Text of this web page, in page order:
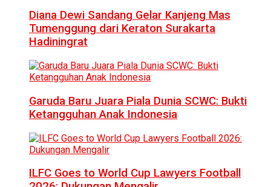
Diana Dewi Sandang Gelar Kanjeng Mas
Tumenggung dari Keraton Surakarta
Hadiningrat
Garuda Baru Juara Piala Dunia SCWC: Bukti
Ketangguhan Anak Indonesia
ILFC Goes to World Cup Lawyers Football